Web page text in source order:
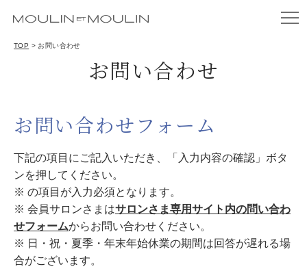
TOP > お問い合わせ
お問い合わせ
お問い合わせフォーム
下記の項目にご記入いただき、「入力内容の確認」ボタ
ンを押してください。
※ の項目が入力必須となります。
※ 会員サロンさまはサロンさま専用サイト内の問い合わ
せフォームからお問い合わせください。
※ 日・祝・夏季・年末年始休業の期間は回答が遅れる場
合がございます。